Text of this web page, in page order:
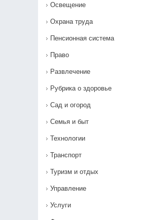
Освещение
Охрана труда
Пенсионная система
Право
Развлечение
Рубрика о здоровье
Сад и огород
Семья и быт
Технологии
Транспорт
Туризм и отдых
Управление
Услуги